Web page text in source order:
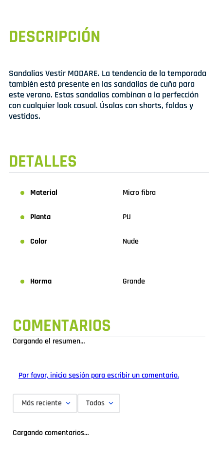
DESCRIPCIÓN
Sandalias Vestir MODARE. La tendencia de la temporada
también está presente en las sandalias de cuña para
este verano. Estas sandalias combinan a la perfección
con cualquier look casual. Úsalas con shorts, faldas y
vestidos.
DETALLES
Material Micro fibra
Planta PU
Color Nude
Horma Grande
COMENTARIOS
Cargando el resumen…
Por favor, inicia sesión para escribir un comentario.
Más reciente Todos
Cargando comentarios…